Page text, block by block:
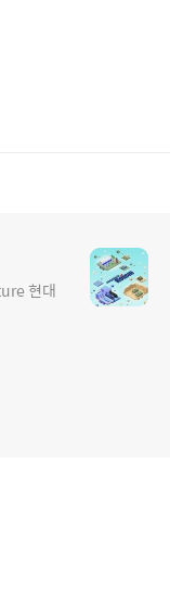
현대